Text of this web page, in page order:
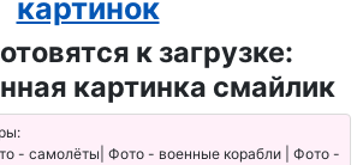
картинок
к загрузке:
- самолёты| Фото - военные корабли | Фото -